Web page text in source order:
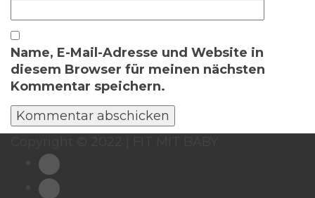
Name, E-Mail-Adresse und Website in
diesem Browser für meinen nächsten
Kommentar speichern.